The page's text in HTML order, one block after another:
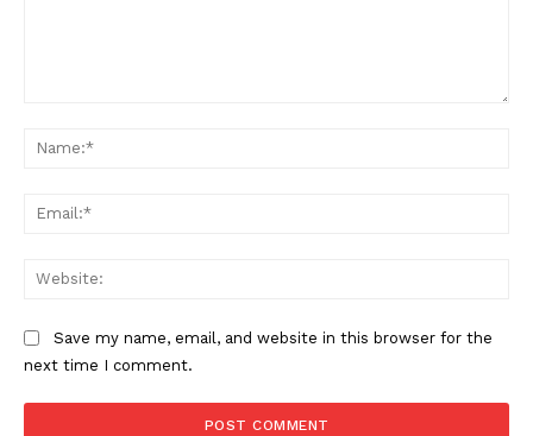
Save my name, email, and website in this browser for the
next time I comment.